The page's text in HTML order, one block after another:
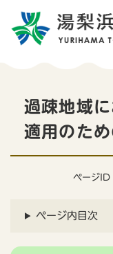
過疎地域
適用のた
ページ
ページ内目次